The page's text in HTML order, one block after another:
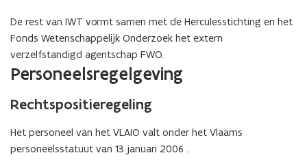
De rest van IWT vormt samen met de Herculesstichting en het
Fonds Wetenschappelijk Onderzoek het extern
verzelfstandigd agentschap FWO.
Personeelsregelgeving
Rechtspositieregeling
Het personeel van het VLAIO valt onder het Vlaams
personeelsstatuut van 13 januari 2006 .